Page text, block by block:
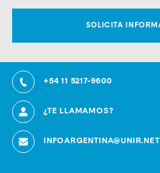
+54 11 5217-9600
¿TE LLAMAMOS?
INFOARGENTINA@UNIR.NET